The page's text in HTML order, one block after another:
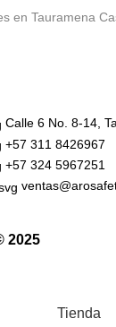
en Tauramena
Calle 6 No. 8-14,
+57 311 8426967
+57 324 5967251
2025
Tienda